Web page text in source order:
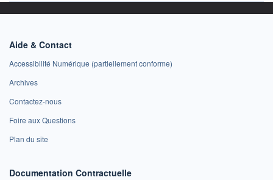
Aide & Contact
Accessibilité Numérique (partiellement conforme)
Archives
Contactez-nous
Foire aux Questions
Plan du site
Documentation Contractuelle